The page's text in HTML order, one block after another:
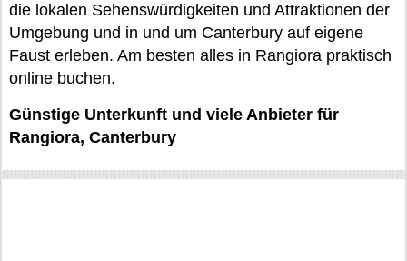
die lokalen Sehenswürdigkeiten und Attraktionen der
Umgebung und in und um Canterbury auf eigene
Faust erleben. Am besten alles in Rangiora praktisch
online buchen.
Günstige Unterkunft und viele Anbieter für
Rangiora, Canterbury